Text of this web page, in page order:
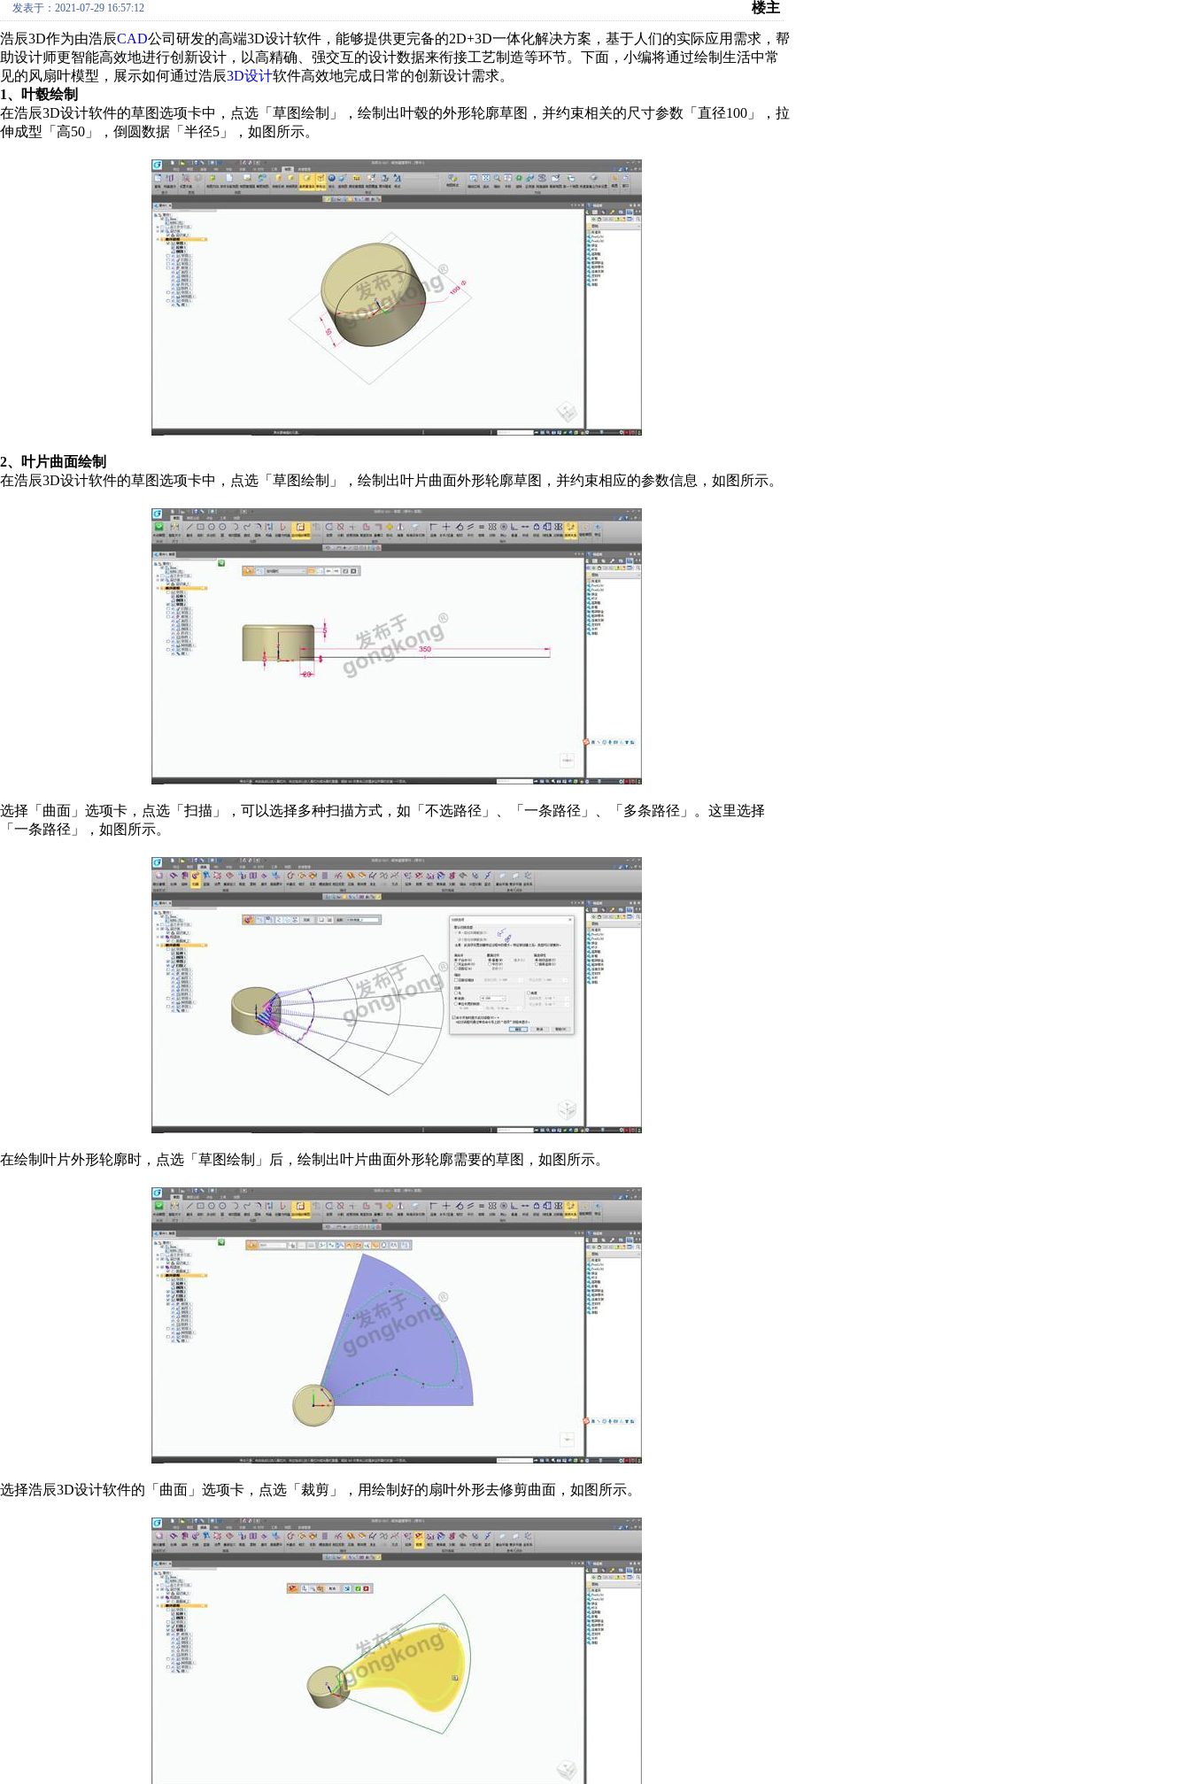
发表于：2021-07-29 16:57:12 楼主
浩辰3D作为由浩辰CAD公司研发的高端3D设计软件，能够提供更完备的2D+3D一体化解决方案，基于人们的实际应用需求，帮
助设计师更智能高效地进行创新设计，以高精确、强交互的设计数据来衔接工艺制造等环节。下面，小编将通过绘制生活中常
见的风扇叶模型，展示如何通过浩辰3D设计软件高效地完成日常的创新设计需求。
1、叶毂绘制
在浩辰3D设计软件的草图选项卡中，点选「草图绘制」，绘制出叶毂的外形轮廓草图，并约束相关的尺寸参数「直径100」，拉
伸成型「高50」，倒圆数据「半径5」，如图所示。
2、叶片曲面绘制
在浩辰3D设计软件的草图选项卡中，点选「草图绘制」，绘制出叶片曲面外形轮廓草图，并约束相应的参数信息，如图所示。
选择「曲面」选项卡，点选「扫描」，可以选择多种扫描方式，如「不选路径」、「一条路径」、「多条路径」。这里选择
「一条路径」，如图所示。
在绘制叶片外形轮廓时，点选「草图绘制」后，绘制出叶片曲面外形轮廓需要的草图，如图所示。
选择浩辰3D设计软件的「曲面」选项卡，点选「裁剪」，用绘制好的扇叶外形去修剪曲面，如图所示。